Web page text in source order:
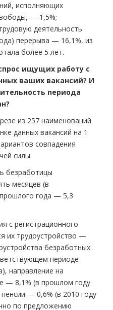
исполняющих
— 1,5%;
деятельность
перерыва — 16,1%, из
более 5 лет.
ищущих работу с
ваших вакансий? И
периода
из 257 наименований
данных вакансий на 1
совпадения
силы.
безработицы
месяцев (в
года — 5,3
с регистрационного
их трудоустройство —
безработных
периоде
направление на
— 8,1% (в прошлом году
— 0,6% (в 2010 году
по предложению